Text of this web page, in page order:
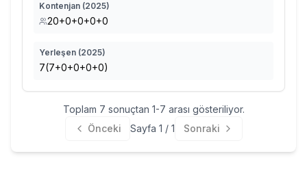
Kontenjan (2025)
20+0+0+0+0
Yerleşen (2025)
7(7+0+0+0+0)
Toplam 7 sonuçtan 1-7 arası gösteriliyor.
Önceki
Sayfa 1 / 1 Sonraki